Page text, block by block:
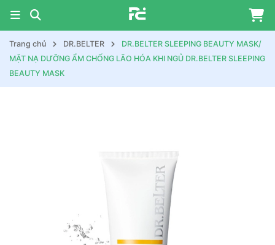
Trang chủ DR.BELTER
DR.BELTER SLEEPING BEAUTY MASK/
MẶT NẠ DƯỠNG ẨM CHỐNG LÃO HÓA KHI NGỦ DR.BELTER SLEEPING
BEAUTY MASK